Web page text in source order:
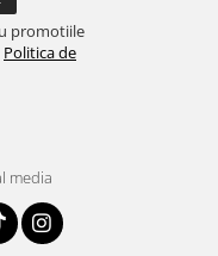
promotiile
Politica de
media